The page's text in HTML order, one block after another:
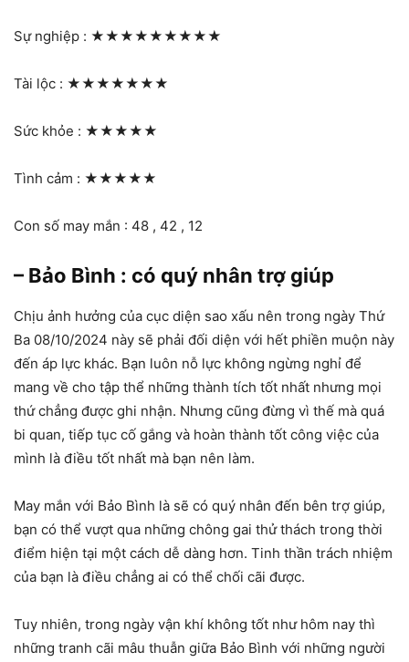
Sự nghiệp : ★★★★★★★★★
Tài lộc : ★★★★★★★
Sức khỏe : ★★★★★
Tình cảm : ★★★★★
Con số may mắn : 48 , 42 , 12
– Bảo Bình : có quý nhân trợ giúp
Chịu ảnh hưởng của cục diện sao xấu nên trong ngày Thứ
Ba 08/10/2024 này sẽ phải đối diện với hết phiền muộn này
đến áp lực khác. Bạn luôn nỗ lực không ngừng nghỉ để
mang về cho tập thể những thành tích tốt nhất nhưng mọi
thứ chẳng được ghi nhận. Nhưng cũng đừng vì thế mà quá
bi quan, tiếp tục cố gắng và hoàn thành tốt công việc của
mình là điều tốt nhất mà bạn nên làm.
May mắn với Bảo Bình là sẽ có quý nhân đến bên trợ giúp,
bạn có thể vượt qua những chông gai thử thách trong thời
điểm hiện tại một cách dễ dàng hơn. Tinh thần trách nhiệm
của bạn là điều chẳng ai có thể chối cãi được.
Tuy nhiên, trong ngày vận khí không tốt như hôm nay thì
những tranh cãi mâu thuẫn giữa Bảo Bình với những người